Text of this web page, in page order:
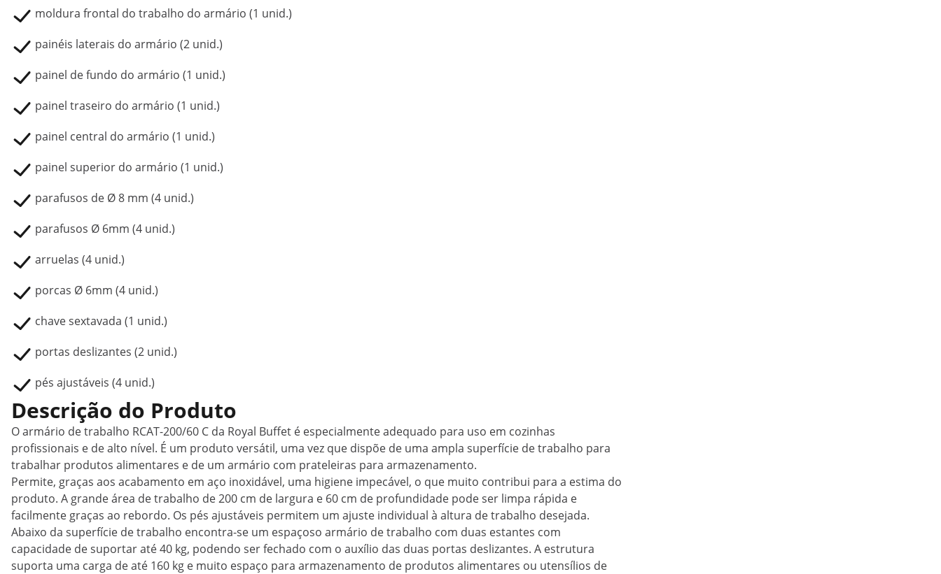
moldura frontal do trabalho do armário (1 unid.)
painéis laterais do armário (2 unid.)
painel de fundo do armário (1 unid.)
painel traseiro do armário (1 unid.)
painel central do armário (1 unid.)
painel superior do armário (1 unid.)
parafusos de Ø 8 mm (4 unid.)
parafusos Ø 6mm (4 unid.)
arruelas (4 unid.)
porcas Ø 6mm (4 unid.)
chave sextavada (1 unid.)
portas deslizantes (2 unid.)
pés ajustáveis (4 unid.)
Descrição do Produto
O armário de trabalho RCAT-200/60 C da Royal Buffet é especialmente adequado para uso em cozinhas
profissionais e de alto nível. É um produto versátil, uma vez que dispõe de uma ampla superfície de trabalho para
trabalhar produtos alimentares e de um armário com prateleiras para armazenamento.
Permite, graças aos acabamento em aço inoxidável, uma higiene impecável, o que muito contribui para a estima do
produto. A grande área de trabalho de 200 cm de largura e 60 cm de profundidade pode ser limpa rápida e
facilmente graças ao rebordo. Os pés ajustáveis permitem um ajuste individual à altura de trabalho desejada.
Abaixo da superfície de trabalho encontra-se um espaçoso armário de trabalho com duas estantes com
capacidade de suportar até 40 kg, podendo ser fechado com o auxílio das duas portas deslizantes. A estrutura
suporta uma carga de até 160 kg e muito espaço para armazenamento de produtos alimentares ou utensílios de